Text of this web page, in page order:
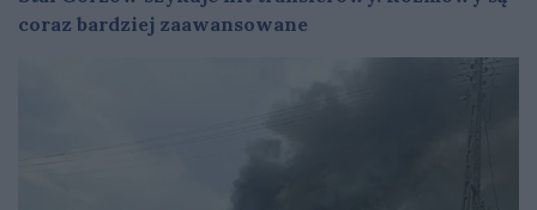
coraz bardziej zaawansowane